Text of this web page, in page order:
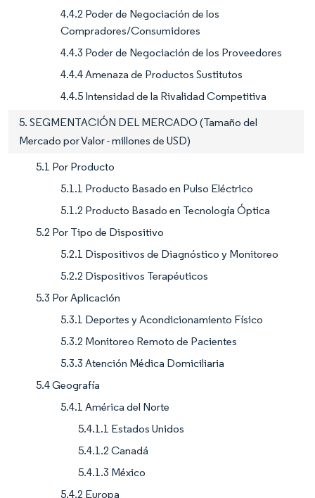
4.4.2 Poder de Negociación de los
Compradores/Consumidores
4.4.3 Poder de Negociación de los Proveedores
4.4.4 Amenaza de Productos Sustitutos
4.4.5 Intensidad de la Rivalidad Competitiva
5. SEGMENTACIÓN DEL MERCADO (Tamaño del
Mercado por Valor - millones de USD)
5.1 Por Producto
5.1.1 Producto Basado en Pulso Eléctrico
5.1.2 Producto Basado en Tecnología Óptica
5.2 Por Tipo de Dispositivo
5.2.1 Dispositivos de Diagnóstico y Monitoreo
5.2.2 Dispositivos Terapéuticos
5.3 Por Aplicación
5.3.1 Deportes y Acondicionamiento Físico
5.3.2 Monitoreo Remoto de Pacientes
5.3.3 Atención Médica Domiciliaria
5.4 Geografía
5.4.1 América del Norte
5.4.1.1 Estados Unidos
5.4.1.2 Canadá
5.4.1.3 México
5.4.2 Europa